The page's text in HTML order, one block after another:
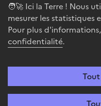
🧑‍🚀 Ici la Terre ! Nous
mesurer les statistiques
Pour plus
confidentialité.
en œuvre sa stratégie
legifrance.gouv.fr
Accessibilité : partiellement
Gestion des